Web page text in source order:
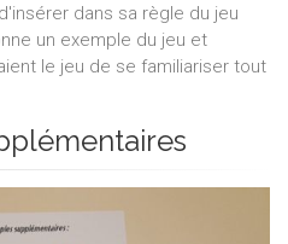
dans sa règle du jeu
un exemple du jeu et
le jeu de se familiariser tout